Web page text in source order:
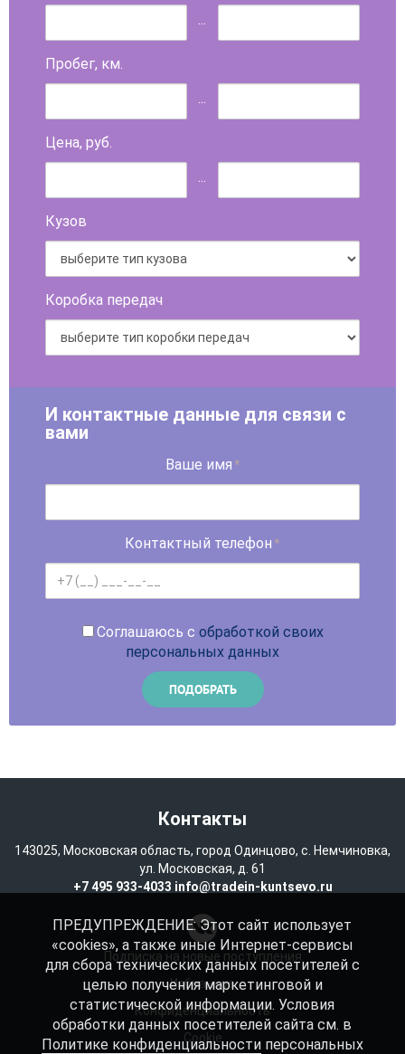
...
Пробег, км.
...
Цена, руб.
...
Кузов
Коробка передач
И контактные данные для связи с
вами
Ваше имя *
Контактный телефон *
Соглашаюсь с обработкой своих
персональных данных
Контакты
143025, Московская область, город Одинцово, с. Немчиновка,
ул. Московская, д. 61
+7 495 933-4033 info@tradein-kuntsevo.ru
Подписка на новые поступления
Избранное
Конфиденциальность
Cookie
ПРЕДУПРЕЖДЕНИЕ: Этот сайт использует
«cookies», а также иные Интернет-сервисы
для сбора технических данных посетителей с
целью получения маркетинговой и
статистической информации. Условия
обработки данных посетителей сайта см. в
Политике конфиденциальностиперсональных